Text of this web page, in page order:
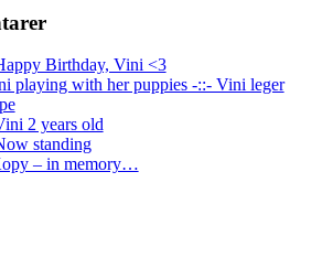
Birthday, Vini <3
playing with her puppies -::- Vini leger
2 years old
standing
– in memory…